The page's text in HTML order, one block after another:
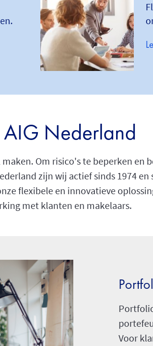
Nederland
Om risico's te beperken en
zijn wij actief sinds 1974
flexibele en innovatieve
met klanten en makelaars.
Voor